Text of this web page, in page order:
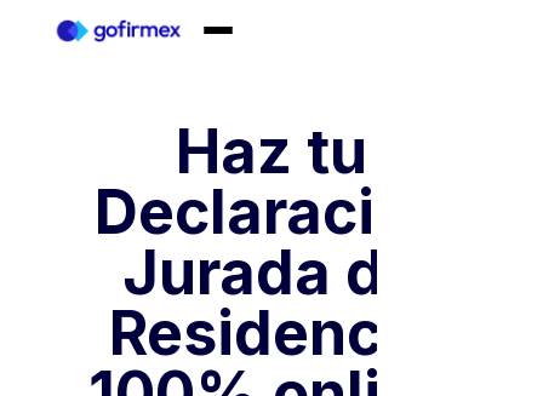
Haz tu
Declaración
Jurada de
Residencia